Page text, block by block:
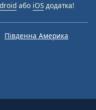
або iOS додатка!
Південна Америка